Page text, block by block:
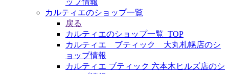
ップ情報
カルティエのショップ一覧
戻る
カルティエのショップ一覧_TOP
カルティエ ブティック 大丸札幌店のシ
ョップ情報
カルティエ ブティック 六本木ヒルズ店のシ